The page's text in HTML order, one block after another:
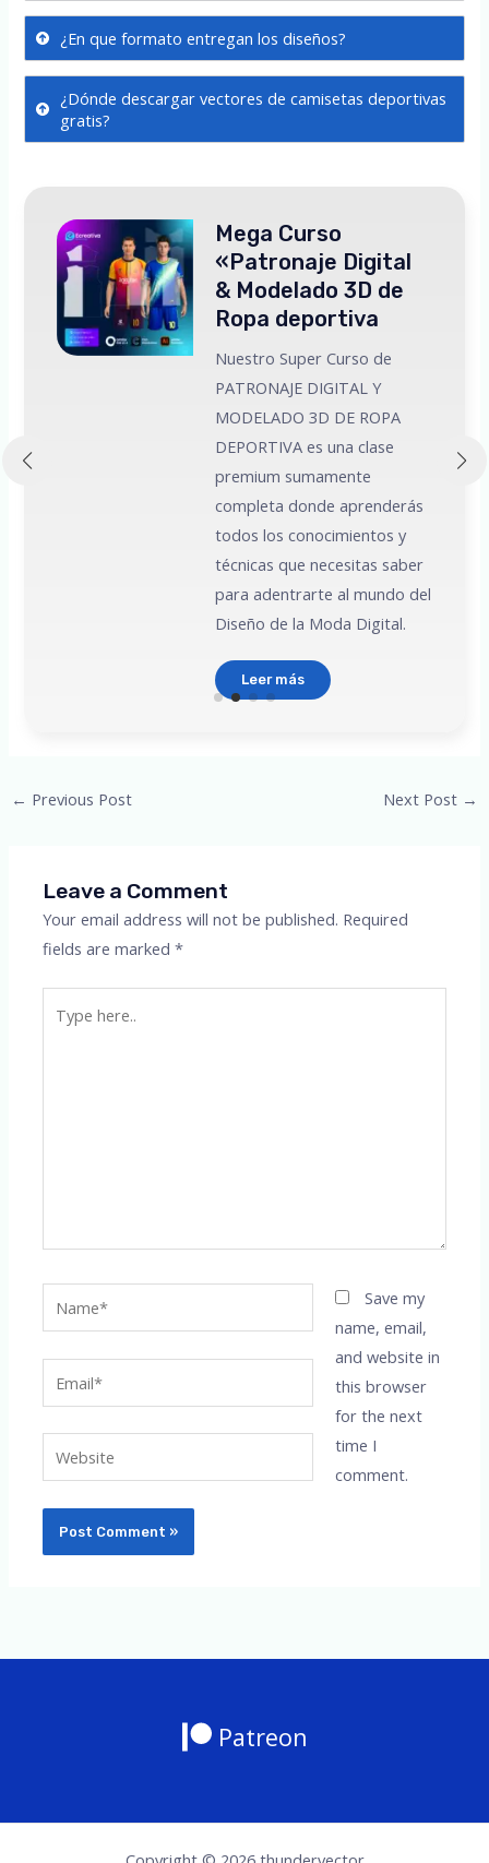
¿En que formato entregan los diseños?
¿Dónde descargar vectores de camisetas deportivas
gratis?
Mega Curso
«Patronaje Digital
& Modelado 3D de
Ropa deportiva
Nuestro Super Curso de
PATRONAJE DIGITAL Y
MODELADO 3D DE ROPA
DEPORTIVA es una clase
premium sumamente
completa donde aprenderás
todos los conocimientos y
técnicas que necesitas saber
para adentrarte al mundo del
Diseño de la Moda Digital.
Leer más
Post
← Previous Post Next Post →
Leave a Comment
Your email address will not be published. Required
fields are marked*
here..
Website
Save my
name, email,
and website in
this browser
for the next
time I
comment.
Patreon